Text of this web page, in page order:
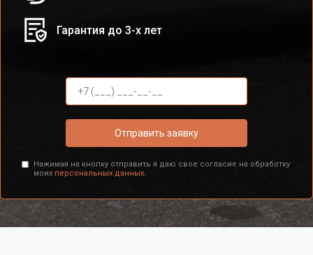
Гарантия до 3-х лет
Отправить заявку
Нажимая на кнопку отправить я даю свое согласие на обработку
моих персональных данных.